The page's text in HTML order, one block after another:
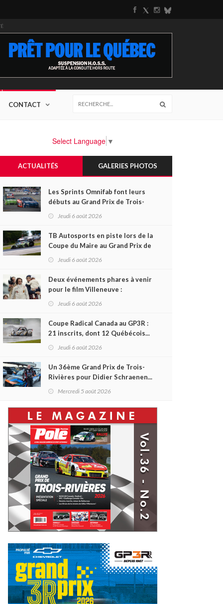
CONTACT
Select Language ▼
ACTUALITÉS GALERIES PHOTOS
Les Sprints Omnifab font leurs
débuts au Grand Prix de Trois-
Rivières avec un format inspiré
Jeudi 6 août 2026
TB Autosports en piste lors de la
Coupe du Maire au Grand Prix de
Trois-Rivières
Jeudi 6 août 2026
Deux événements phares à venir
pour le film Villeneuve :
L'ascension d'une légende (+
Jeudi 6 août 2026
Coupe Radical Canada au GP3R :
21 inscrits, dont 12 Québécois...
et un premier gain d'Antoine
Jeudi 6 août 2026
Un 36ème Grand Prix de Trois-
Rivières pour Didier Schraenen...
et une première en Challenge
Mercredi 5 août 2026